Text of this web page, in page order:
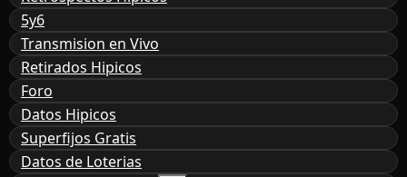
5y6
Transmision en Vivo
Retirados Hipicos
Foro
Datos Hipicos
Superfijos Gratis
Datos de Loterias